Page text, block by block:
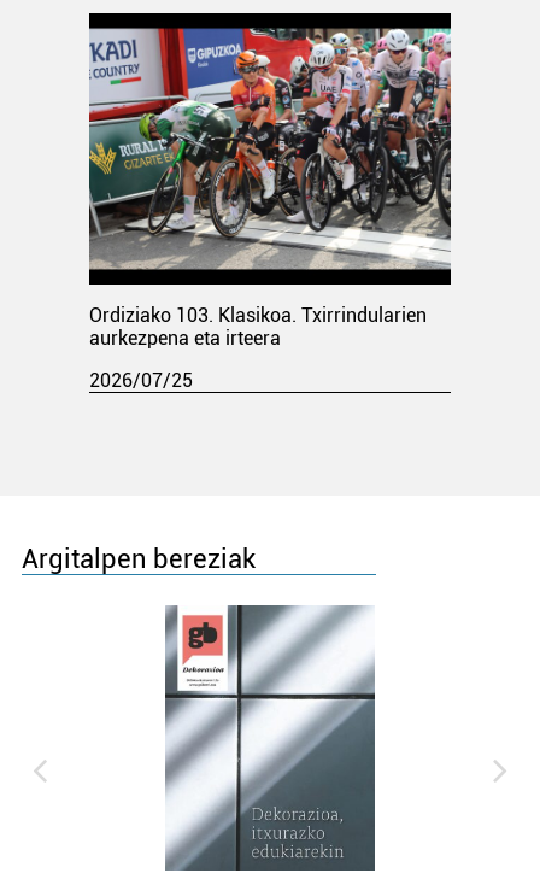
Ordiziako 103. Klasikoa. Txirrindularien
aurkezpena eta irteera
2026/07/25
Argitalpen bereziak